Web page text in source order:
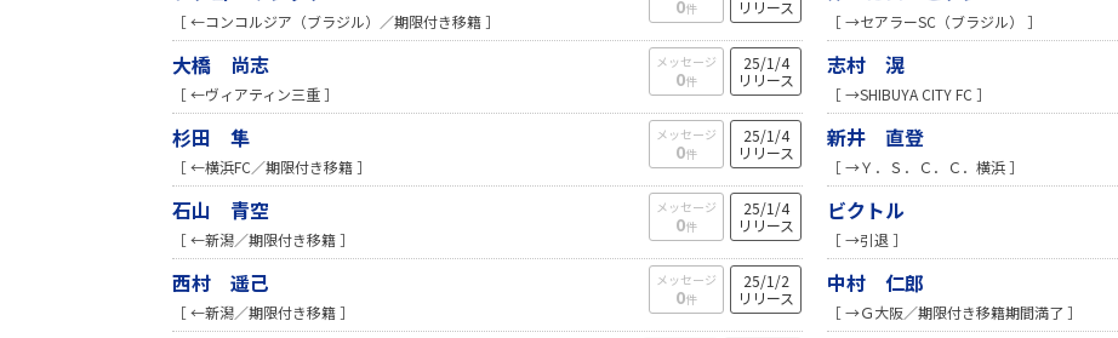
［ ←コンコルジア（ブラジル）／期限付き移籍 ］
0件
リリース
大橋 尚志
［ ←ヴィアティン三重 ］
メッセージ
0件
25/1/4
リリース
杉田 隼
［ ←横浜FC／期限付き移籍 ］
メッセージ
0件
25/1/4
リリース
石山 青空
［ ←新潟／期限付き移籍 ］
メッセージ
0件
25/1/4
リリース
西村 遥己
［ ←新潟／期限付き移籍 ］
メッセージ
0件
25/1/2
リリース
［ →セアラーSC（ブラジル） ］
志村 滉
［ →SHIBUYA CITY FC ］
新井 直登
［ →Ｙ．Ｓ．Ｃ．Ｃ．横浜 ］
ビクトル
［ →引退 ］
中村 仁郎
［ →Ｇ大阪／期限付き移籍期間満了 ］